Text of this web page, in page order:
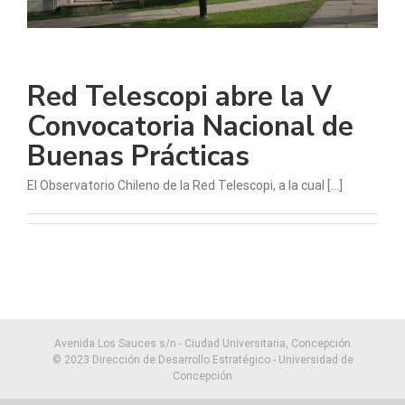
Red Telescopi abre la V
Convocatoria Nacional de
Buenas Prácticas
El Observatorio Chileno de la Red Telescopi, a la cual [...]
Avenida Los Sauces s/n - Ciudad Universitaria, Concepción
© 2023 Dirección de Desarrollo Estratégico - Universidad de
Concepción